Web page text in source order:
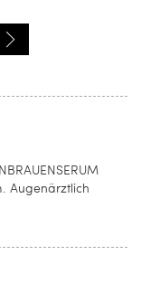
Augenärztlich